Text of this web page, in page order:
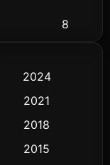
8
445
2024
2021
2018
2015